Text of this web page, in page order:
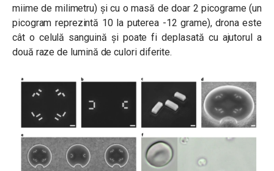
miime de milimetru) și cu o masă de doar 2 picograme (un
picogram reprezintă 10 la puterea -12 grame), drona este
cât o celulă sanguină și poate fi deplasată cu ajutorul a
două raze de lumină de culori diferite.